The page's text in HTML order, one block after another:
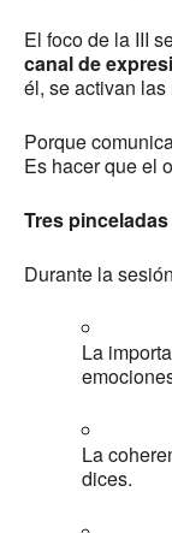
El foco de la III
canal de
él, se activan las
Porque
Es hacer que el
Tres
Durante la
La
La
dices.